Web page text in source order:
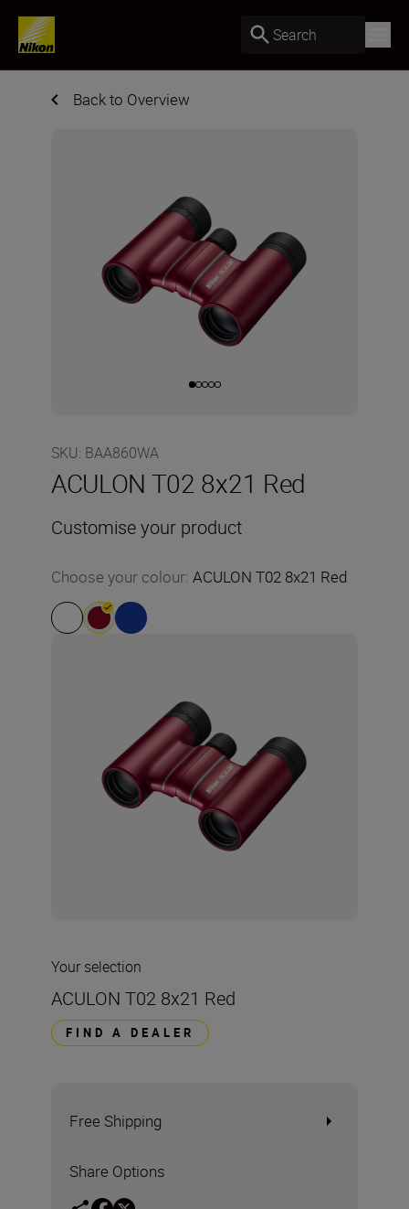
Search
Back to Overview
SKU: BAA860WA
ACULON T02 8x21 Red
Customise your product
Choose your colour: ACULON T02 8x21 Red
Your selection
ACULON T02 8x21 Red
FIND A DEALER
Free Shipping
Share Options